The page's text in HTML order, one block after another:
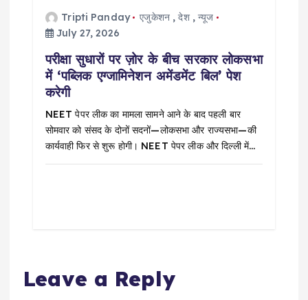
Tripti Panday एजुकेशन,देश,न्यूज
July 27, 2026
परीक्षा सुधारों पर ज़ोर के बीच सरकार लोकसभा
में ‘पब्लिक एग्जामिनेशन अमेंडमेंट बिल’ पेश
करेगी
NEET पेपर लीक का मामला सामने आने के बाद पहली बार
सोमवार को संसद के दोनों सदनों—लोकसभा और राज्यसभा—की
कार्यवाही फिर से शुरू होगी। NEET पेपर लीक और दिल्ली में…
Leave a Reply